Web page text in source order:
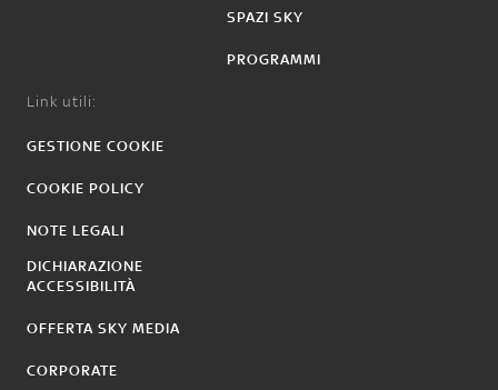
SPAZI SKY
PROGRAMMI
Link utili:
GESTIONE COOKIE
COOKIE POLICY
NOTE LEGALI
DICHIARAZIONE
ACCESSIBILITÀ
OFFERTA SKY MEDIA
CORPORATE